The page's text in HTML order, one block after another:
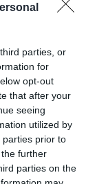
parties, or
for
opt-out
that after your
seeing
utilized by
parties prior to
further
parties on the